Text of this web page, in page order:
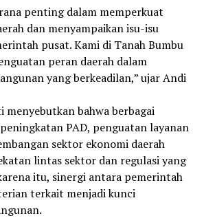
penting dalam memperkuat
dan menyampaikan isu-isu
pusat. Kami di Tanah Bumbu
peran daerah dalam
yang berkeadilan,” ujar Andi
bahwa berbagai
PAD, penguatan layanan
sektor ekonomi daerah
lintas sektor dan regulasi yang
itu, sinergi antara pemerintah
terkait menjadi kunci